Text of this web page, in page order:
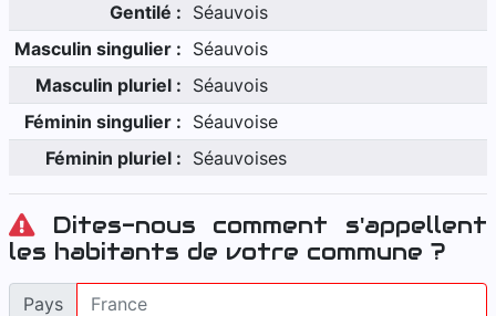
Gentilé : Séauvois
Masculin singulier : Séauvois
Masculin pluriel : Séauvois
Féminin singulier : Séauvoise
Féminin pluriel : Séauvoises
Dites-nous comment s'appellent
les habitants de votre commune ?
Pays